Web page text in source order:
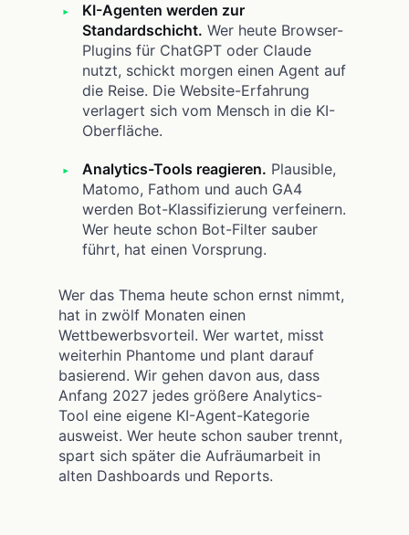
KI-Agenten werden zur
Standardschicht. Wer heute Browser-
Plugins für ChatGPT oder Claude
nutzt, schickt morgen einen Agent auf
die Reise. Die Website-Erfahrung
verlagert sich vom Mensch in die KI-
Oberfläche.
Analytics-Tools reagieren. Plausible,
Matomo, Fathom und auch GA4
werden Bot-Klassifizierung verfeinern.
Wer heute schon Bot-Filter sauber
führt, hat einen Vorsprung.
Wer das Thema heute schon ernst nimmt,
hat in zwölf Monaten einen
Wettbewerbsvorteil. Wer wartet, misst
weiterhin Phantome und plant darauf
basierend. Wir gehen davon aus, dass
Anfang 2027 jedes größere Analytics-
Tool eine eigene KI-Agent-Kategorie
ausweist. Wer heute schon sauber trennt,
spart sich später die Aufräumarbeit in
alten Dashboards und Reports.